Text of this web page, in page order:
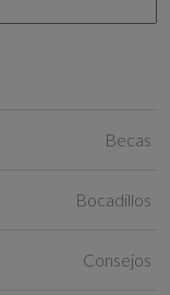
Becas
Bocadillos
Consejos